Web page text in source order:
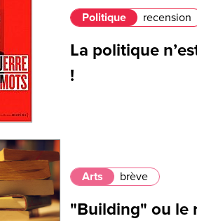
Politique recension
La politique
!
Arts brève
"Building" ou le